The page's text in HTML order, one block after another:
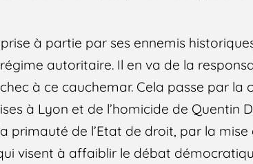
à partie par ses ennemis
autoritaire. Il en va de la
à ce cauchemar. Cela passe par la
à Lyon et de l’homicide de Quentin
primauté de l’Etat de droit, par la mise
visent à affaiblir le débat